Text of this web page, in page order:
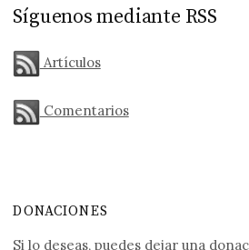
Síguenos mediante RSS
Artículos
Comentarios
DONACIONES
Si lo deseas, puedes dejar una